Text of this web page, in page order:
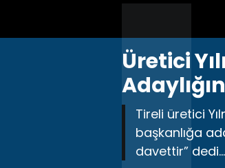
Üretici
Tireli üretici
başkanlığa
davettir”